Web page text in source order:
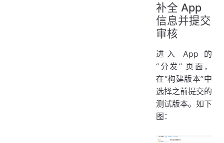
补全 App
信息并提交
审核
进入 App 的
“分发” 页面，
在“构建版本”中
选择之前提交的
测试版本。如下
图：